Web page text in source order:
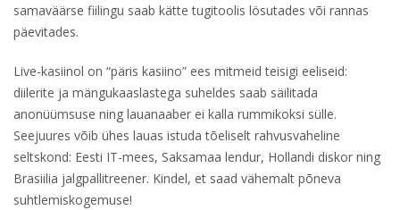
samaväärse fiilingu saab kätte tugitoolis lösutades või rannas
päevitades.
Live-kasiinol on “päris kasiino” ees mitmeid teisigi eeliseid:
diilerite ja mängukaaslastega suheldes saab säilitada
anonüümsuse ning lauanaaber ei kalla rummikoksi sülle.
Seejuures võib ühes lauas istuda tõeliselt rahvusvaheline
seltskond: Eesti IT-mees, Saksamaa lendur, Hollandi diskor ning
Brasiilia jalgpallitreener. Kindel, et saad vähemalt põneva
suhtlemiskogemuse!